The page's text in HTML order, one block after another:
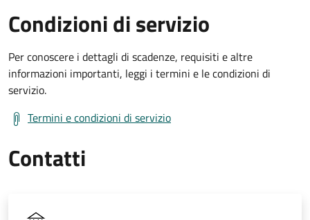
Condizioni di servizio
Per conoscere i dettagli di scadenze, requisiti e altre
informazioni importanti, leggi i termini e le condizioni di
servizio.
Termini e condizioni di servizio
Contatti